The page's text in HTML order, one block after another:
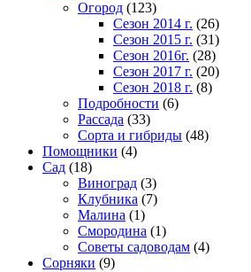
Огород (123)
Сезон 2014 г. (26)
Сезон 2015 г. (31)
Сезон 2016г. (28)
Сезон 2017 г. (20)
Сезон 2018 г. (8)
Подробности (6)
Рассада (33)
Сорта и гибриды (48)
Помощники (4)
Сад (18)
Виноград (3)
Клубника (7)
Малина (1)
Смородина (1)
Советы садоводам (4)
Сорняки (9)